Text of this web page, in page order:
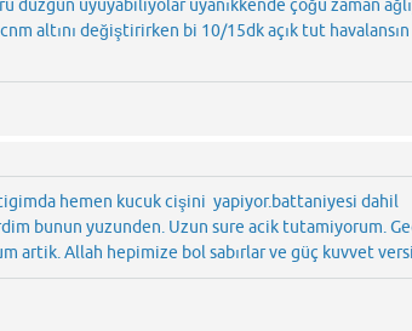
düzgün uyuyabiliyolar uyanıkkende çoğu zaman
altını değiştirirken bi 10/15dk açık tut
hemen kucuk cişini yapiyor.battaniyesi dahil
bunun yuzunden. Uzun sure acik tutamiyorum.
artik. Allah hepimize bol sabırlar ve güç kuvvet